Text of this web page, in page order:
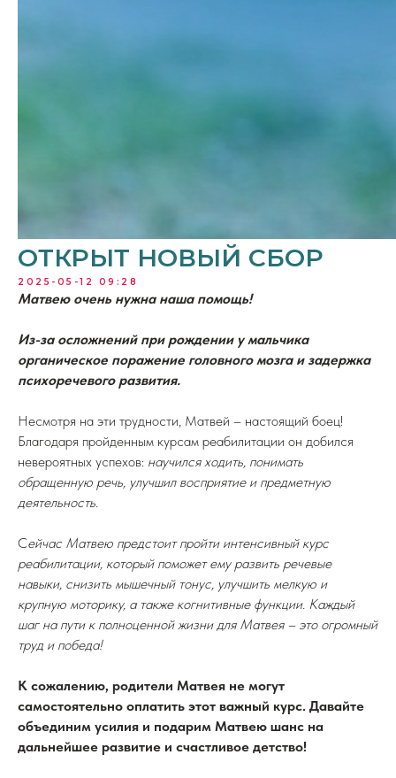
ОТКРЫТ НОВЫЙ СБОР
2025-05-12 09:28
Матвею очень нужна наша помощь!
Из-за осложнений при рождении у мальчика
органическое поражение головного мозга и задержка
психоречевого развития.
Несмотря на эти трудности, Матвей – настоящий боец!
Благодаря пройденным курсам реабилитации он добился
невероятных успехов: научился ходить, понимать
обращенную речь, улучшил восприятие и предметную
деятельность.
Сейчас Матвею предстоит пройти интенсивный курс
реабилитации, который поможет ему развить речевые
навыки, снизить мышечный тонус, улучшить мелкую и
крупную моторику, а также когнитивные функции. Каждый
шаг на пути к полноценной жизни для Матвея – это огромный
труд и победа!
К сожалению, родители Матвея не могут
самостоятельно оплатить этот важный курс. Давайте
объединим усилия и подарим Матвею шанс на
дальнейшее развитие и счастливое детство!
Сибирский благотворительный фонд
Политика обработки персональных данных
Сибирский благотворительный фонд помощи
детям инвалидам и детям-сиротам
«Только вместе»
+7-900-107 11 10
E-mail:
bftolkovmeste@yandex.ru
ул. Клименко, д. 23, кв. 35
ОГРН 1164200050266
КПП 425301001
Дата регистрации: 11.02.2016 г.